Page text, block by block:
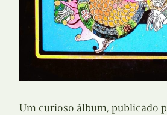
Um curioso álbum, publicado